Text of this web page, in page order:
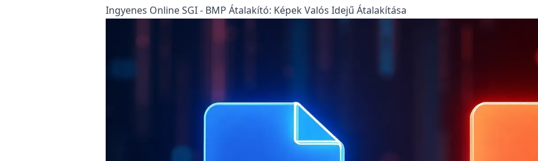
Ingyenes Online SGI - BMP Átalakító: Képek Valós Idejű Átalakítása